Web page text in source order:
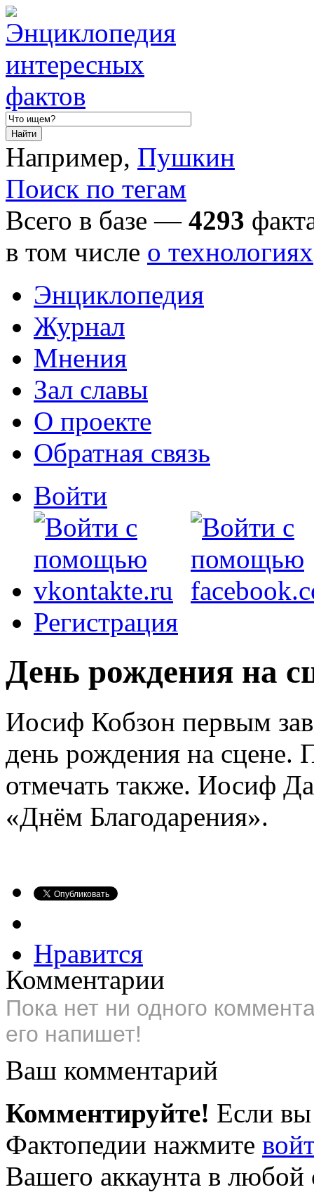
Например, Пушкин
Поиск по тегам
Всего в базе — 4293
в том числе о технологиях
Энциклопедия
Журнал
Мнения
Зал славы
О проекте
Обратная связь
Войти
Регистрация
День рождения на
Иосиф Кобзон первым
день рождения на сцене.
отмечать также. Иосиф
«Днём Благодарения».
Нравится
Комментарии
Пока нет ни одного
его напишет!
Ваш комментарий
Комментируйте! Если вы
Фактопедии нажмите
Вашего аккаунта в любой